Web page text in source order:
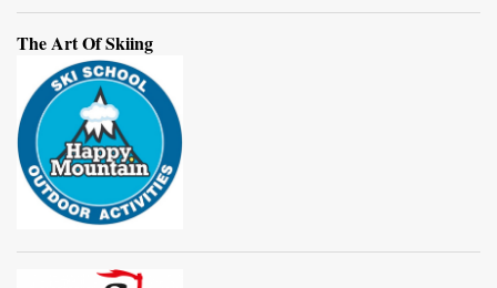
The Art Of Skiing